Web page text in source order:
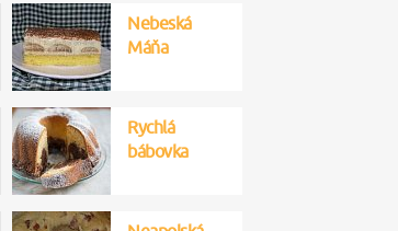
Nebeská
Máňa
Rychlá
bábovka